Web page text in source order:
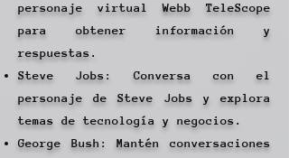
personaje virtual Webb TeleScope
para obtener información y
respuestas.
Steve Jobs: Conversa con el
personaje de Steve Jobs y explora
temas de tecnología y negocios.
George Bush: Mantén conversaciones